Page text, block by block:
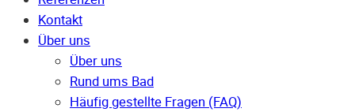
Kontakt
Über uns
Über uns
Rund ums Bad
Häufig gestellte Fragen (FAQ)